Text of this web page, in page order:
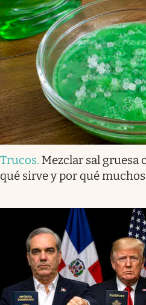
Trucos. Mezclar sal gruesa
qué sirve y por qué